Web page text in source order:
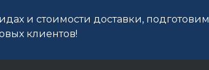
и стоимости доставки, подготовим
клиентов!